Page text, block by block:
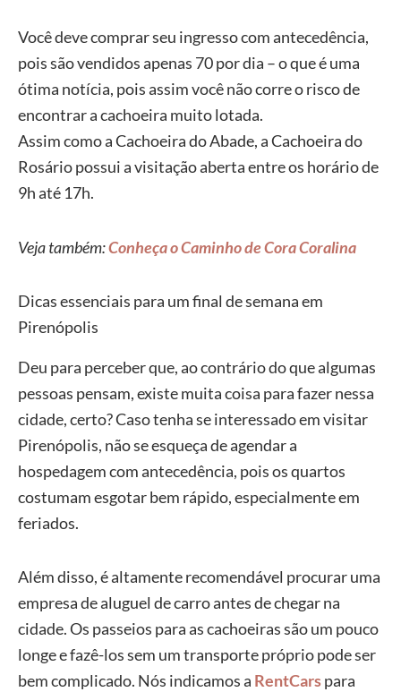
Você deve comprar seu ingresso com antecedência,
pois são vendidos apenas 70 por dia – o que é uma
ótima notícia, pois assim você não corre o risco de
encontrar a cachoeira muito lotada.
Assim como a Cachoeira do Abade, a Cachoeira do
Rosário possui a visitação aberta entre os horário de
9h até 17h.
Veja também:Conheça o Caminho de Cora Coralina
Dicas essenciais para um final de semana em
Pirenópolis
Deu para perceber que, ao contrário do que algumas
pessoas pensam, existe muita coisa para fazer nessa
cidade, certo? Caso tenha se interessado em visitar
Pirenópolis, não se esqueça de agendar a
hospedagem com antecedência, pois os quartos
costumam esgotar bem rápido, especialmente em
feriados.
Além disso, é altamente recomendável procurar uma
empresa de aluguel de carro antes de chegar na
cidade. Os passeios para as cachoeiras são um pouco
longe e fazê-los sem um transporte próprio pode ser
bem complicado. Nós indicamos a RentCarspara